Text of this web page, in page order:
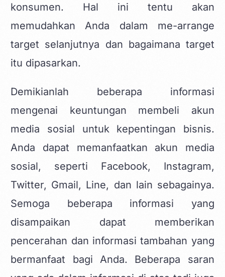
konsumen. Hal ini tentu akan
memudahkan Anda dalam me-arrange
target selanjutnya dan bagaimana target
itu dipasarkan.
Demikianlah beberapa informasi
mengenai keuntungan membeli akun
media sosial untuk kepentingan bisnis.
Anda dapat memanfaatkan akun media
sosial, seperti Facebook, Instagram,
Twitter, Gmail, Line, dan lain sebagainya.
Semoga beberapa informasi yang
disampaikan dapat memberikan
pencerahan dan informasi tambahan yang
bermanfaat bagi Anda. Beberapa saran